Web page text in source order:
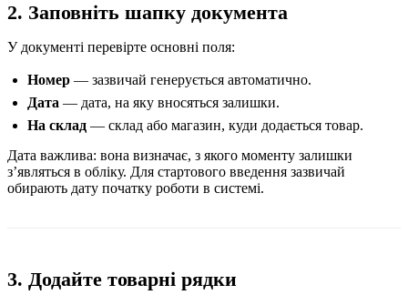
2. Заповніть шапку документа
У документі перевірте основні поля:
Номер— зазвичай генерується автоматично.
Дата — дата, на яку вносяться залишки.
На склад— склад або магазин, куди додається товар.
Дата важлива: вона визначає, з якого моменту залишки
зʼявляться в обліку. Для стартового введення зазвичай
обирають дату початку роботи в системі.
3. Додайте товарні рядки